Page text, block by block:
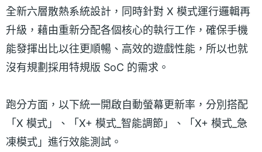
全新六層散熱系統設計，同時針對 X 模式運行邏輯再
升級，藉由重新分配各個核心的執行工作，確保手機
能發揮出比以往更順暢、高效的遊戲性能，所以也就
沒有規劃採用特規版 SoC 的需求。
跑分方面，以下統一開啟自動螢幕更新率，分別搭配
「X 模式」、「X+ 模式_智能調節」、「X+ 模式_急
凍模式」進行效能測試。